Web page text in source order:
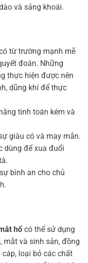
và sảng khoái.
từ trường mạnh mẽ
đoán. Những
thực hiện được nên
dũng khí để thực
tính toán kém và
giàu có và may mắn.
dùng để xua đuổi
bình an cho chủ
hổ có thể sử dụng
mắt và sinh sản, đồng
loại bỏ các chất